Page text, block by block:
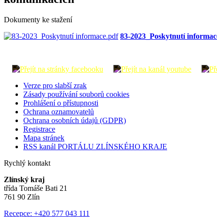
Dokumenty ke stažení
83-2023_Poskytnutí
Verze pro slabší zrak
Zásady používání souborů cookies
Prohlášení o přístupnosti
Ochrana oznamovatelů
Ochrana osobních údajů (GDPR)
Registrace
Mapa stránek
RSS kanál PORTÁLU ZLÍNSKÉHO KRAJE
Rychlý kontakt
Zlínský kraj
třída Tomáše Bati 21
761 90 Zlín
Recepce: +420 577 043 111